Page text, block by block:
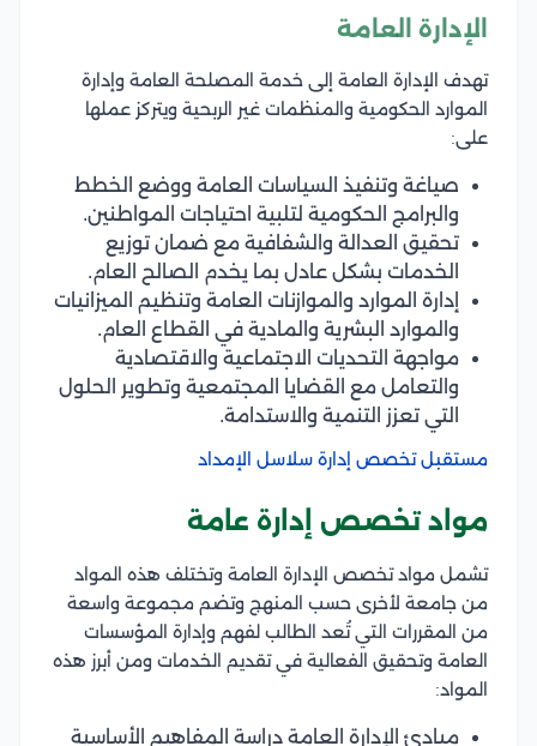
الإدارة العامة
تهدف الإدارة العامة إلى خدمة المصلحة العامة وإدارة
الموارد الحكومية والمنظمات غير الربحية ويتركز عملها
على:
صياغة وتنفيذ السياسات العامة ووضع الخطط
والبرامج الحكومية لتلبية احتياجات المواطنين.
تحقيق العدالة والشفافية مع ضمان توزيع
الخدمات بشكل عادل بما يخدم الصالح العام.
إدارة الموارد والموازنات العامة وتنظيم الميزانيات
والموارد البشرية والمادية في القطاع العام.
مواجهة التحديات الاجتماعية والاقتصادية
والتعامل مع القضايا المجتمعية وتطوير الحلول
التي تعزز التنمية والاستدامة.
مستقبل تخصص إدارة سلاسل الإمداد
مواد تخصص إدارة عامة
تشمل مواد تخصص الإدارة العامة وتختلف هذه المواد
من جامعة لأخرى حسب المنهج وتضم مجموعة واسعة
من المقررات التي تُعد الطالب لفهم وإدارة المؤسسات
العامة وتحقيق الفعالية في تقديم الخدمات ومن أبرز هذه
المواد:
مبادئ الإدارة العامة دراسة المفاهيم الأساسية